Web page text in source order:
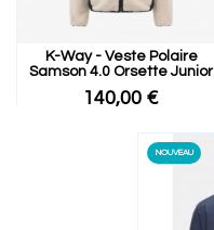
K-Way - Veste Polaire
Samson 4.0 Orsette Junior
140,00 €
NOUVEAU